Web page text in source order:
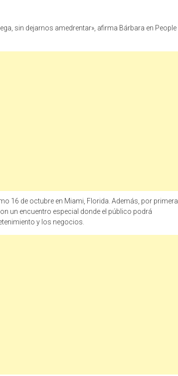
sin dejarnos amedrentar», afirma Bárbara en People
16 de octubre en Miami, Florida. Además, por primera
un encuentro especial donde el público podrá
y los negocios.